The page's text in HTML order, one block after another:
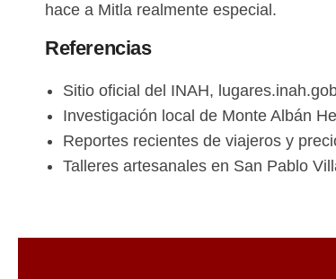
hace a Mitla realmente especial.
Referencias
Sitio oficial del INAH,
Investigación local de Monte Albán
Reportes recientes de viajeros y
Talleres artesanales en San Pablo